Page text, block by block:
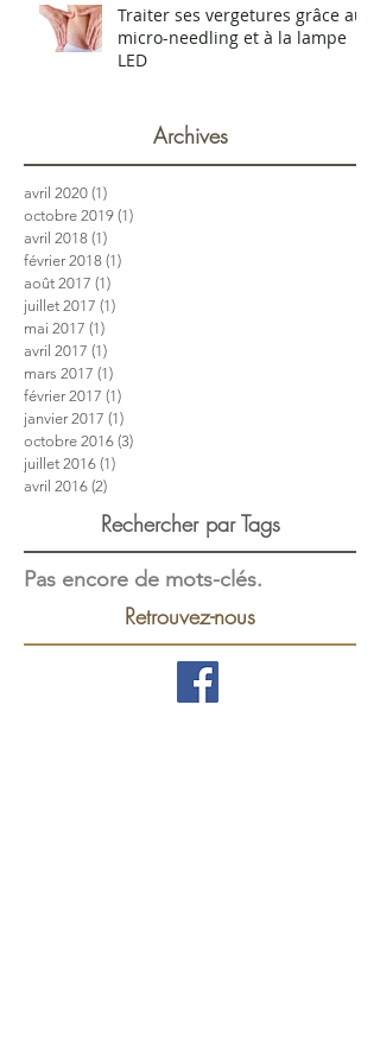
Traiter ses vergetures grâce au
micro-needling et à la lampe
LED
Archives
avril 2020 (1)
octobre 2019 (1)
avril 2018 (1)
février 2018 (1)
août 2017 (1)
juillet 2017 (1)
mai 2017 (1)
avril 2017 (1)
mars 2017 (1)
février 2017 (1)
janvier 2017 (1)
octobre 2016 (3)
juillet 2016 (1)
avril 2016 (2)
Rechercher par Tags
Pas encore de mots-clés.
Retrouvez-nous